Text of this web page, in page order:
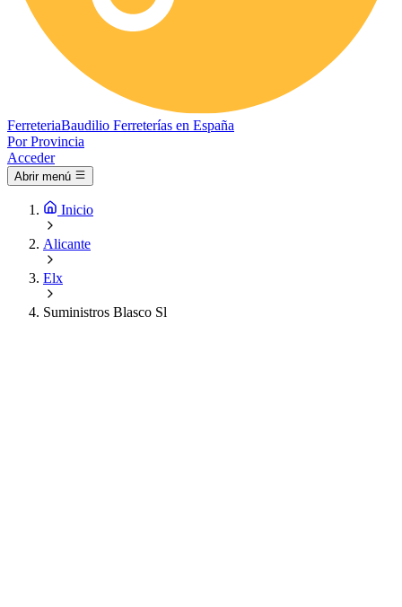
FerreteriaBaudilio Ferreterías en España
Por Provincia
Acceder
Abrir menú
Inicio
Alicante
Elx
Suministros Blasco Sl